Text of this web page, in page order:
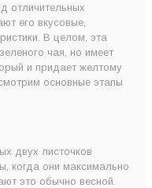
отличительных
его вкусовые,
В целом, эта
чая, но имеет
и придает желтому
основные этапы
двух листочков
когда они максимально
это обычно весной.